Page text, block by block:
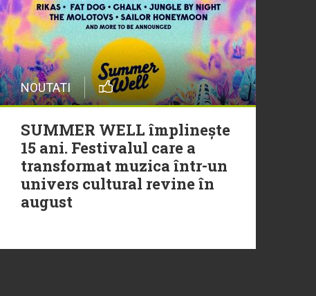
Episod nou | Muzica Aia x
DJ Christian Thomson
20 Iulie
Torpedoul lui Morar: Theo
Rose - „Ceai lângă tine”
NOUTATI
SUMMER WELL împlinește
15 ani. Festivalul care a
transformat muzica într-un
univers cultural revine în
august